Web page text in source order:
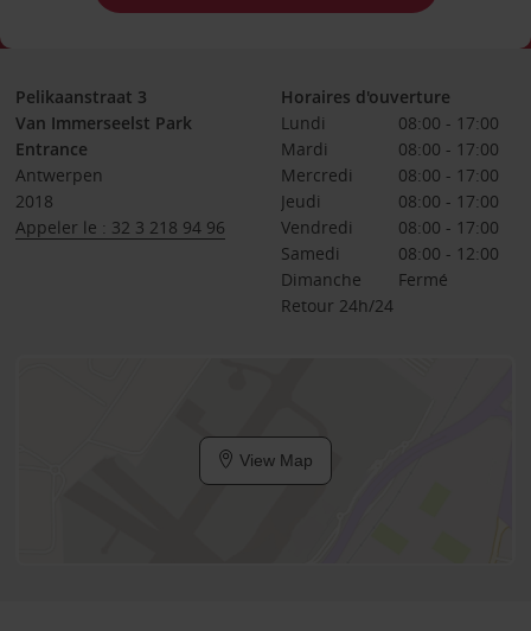
Pelikaanstraat 3
Van Immerseelst Park
Entrance
Antwerpen
2018
Appeler le : 32 3 218 94 96
Horaires d'ouverture
Lundi
08:00 - 17:00
Mardi
08:00 - 17:00
Mercredi
08:00 - 17:00
Jeudi
08:00 - 17:00
Vendredi
08:00 - 17:00
Samedi
08:00 - 12:00
Dimanche
Fermé
Retour 24h/24
View Map